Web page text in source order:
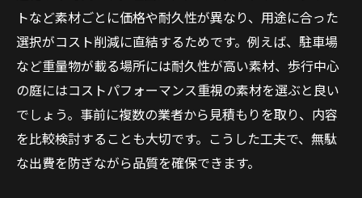
トなど素材ごとに価格や耐久性が異なり、用途に合った
選択がコスト削減に直結するためです。例えば、駐車場
など重量物が載る場所には耐久性が高い素材、歩行中心
の庭にはコストパフォーマンス重視の素材を選ぶと良い
でしょう。事前に複数の業者から見積もりを取り、内容
を比較検討することも大切です。こうした工夫で、無駄
な出費を防ぎながら品質を確保できます。